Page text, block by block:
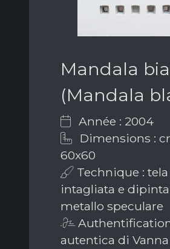
Mandala
(Mandala
Année : 2004
Dimensions :
60x60
Technique : tela
intagliata e
metallo speculare
autentica di Vanna